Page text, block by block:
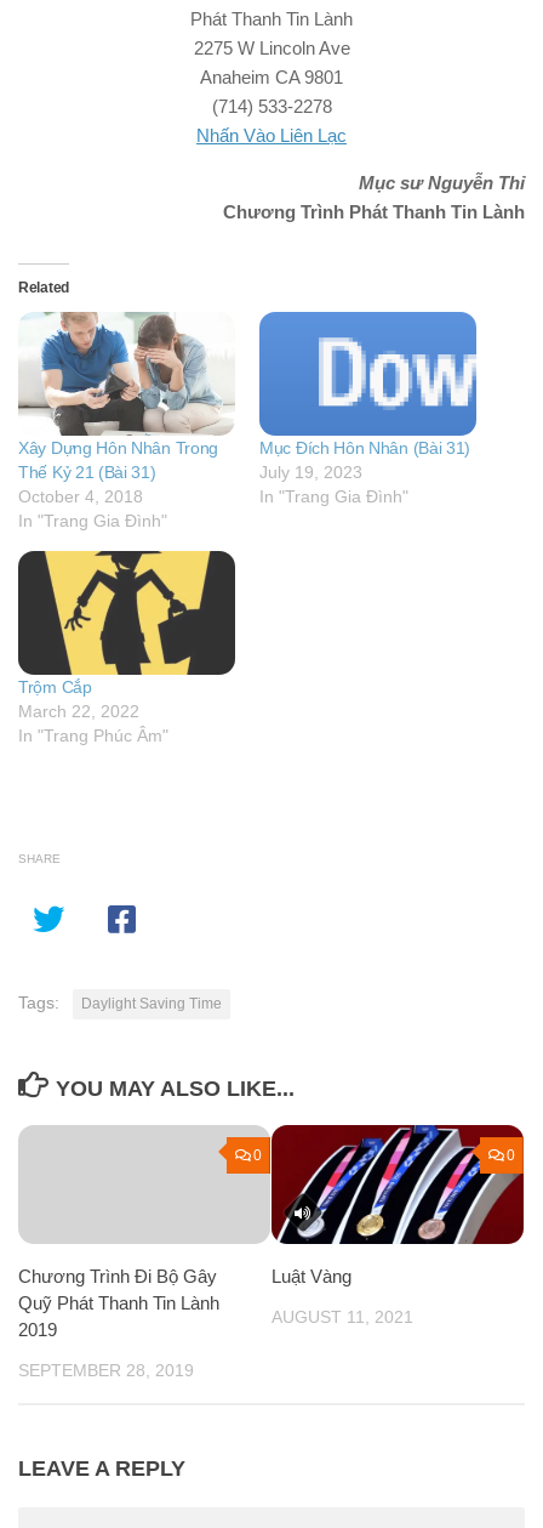
Phát Thanh Tin Lành
2275 W Lincoln Ave
Anaheim CA 9801
(714) 533-2278
Nhấn Vào Liên Lạc
Mục sư Nguyễn Thỉ
Chương Trình Phát Thanh Tin Lành
Related
Xây Dựng Hôn Nhân Trong
Thế Kỷ 21 (Bài 31)
October 4, 2018
In "Trang Gia Đình"
Mục Đích Hôn Nhân (Bài 31)
July 19, 2023
In "Trang Gia Đình"
Trộm Cắp
March 22, 2022
In "Trang Phúc Âm"
SHARE
Tags: Daylight Saving Time
YOU MAY ALSO LIKE...
0
Chương Trình Đi Bộ Gây
Quỹ Phát Thanh Tin Lành
2019
SEPTEMBER 28, 2019
0
Luật Vàng
AUGUST 11, 2021
LEAVE A REPLY